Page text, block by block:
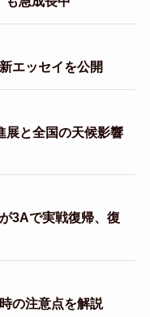
エッセイを公開
展と全国の天候影響
3Aで実戦復帰、復
の注意点を解説